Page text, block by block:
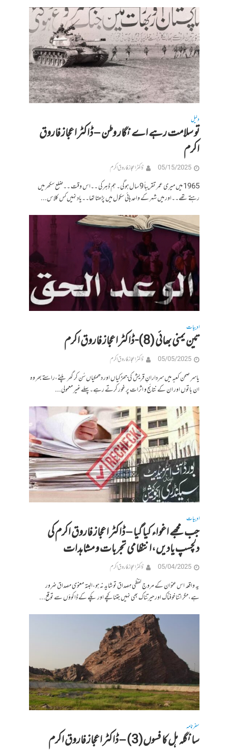
دلیل
تو سلامت رہے اے نگار وطن – ڈاکٹر اعجاز فاروق
اکرم
05/15/2025 ڈاکٹر اعجاز فاروق اکرم
1965 میں میری عمر تقریباً 9 سال ہوگی۔ ہم ڈہرکی ۔۔اس وقت ۔۔ضلع سکھر میں
رہتے تھے۔۔اور میں شہر کے واحد ہائی سکول میں پڑھتا تھا۔۔یاد نہیں کس کلاس...
ادبیات
تین یمنی بھائی (8)- ڈاکٹر اعجاز فاروق اکرم
05/05/2025 ڈاکٹر اعجاز فاروق اکرم
یاسر صحن کعبہ میں سردارانِ قریش کی جھڑکیاں اور دھمکیاں سُن کر گھر پلٹے،راستے بھر وہ
ان باتوں اور ان کے نتائج و اثرات پر غور کرتے رہے۔پہلے غیر معمولی...
ادبیات
جب مجھے اغواء کیا گیا – ڈاکٹر اعجاز فاروق اکرم کی
دلچسپ یادیں،انتظامی تجربات و مشاہدات
05/04/2025 ڈاکٹر اعجاز فاروق اکرم
یہ واقعہ اس عنوان کے مروج لفظی مِصداق تو شاید نہ ہو،البتہ معنوی مصداق ضرور
ہے،مگر اتنا خوفناک اور حیرتناک بھی نہیں جتنا کچے اور پکے کے ڈاکوؤں سے توقع...
سفرنامہ
سانگلہ ہل کا فسوں(3) – ڈاکٹر اعجاز فاروق اکرم